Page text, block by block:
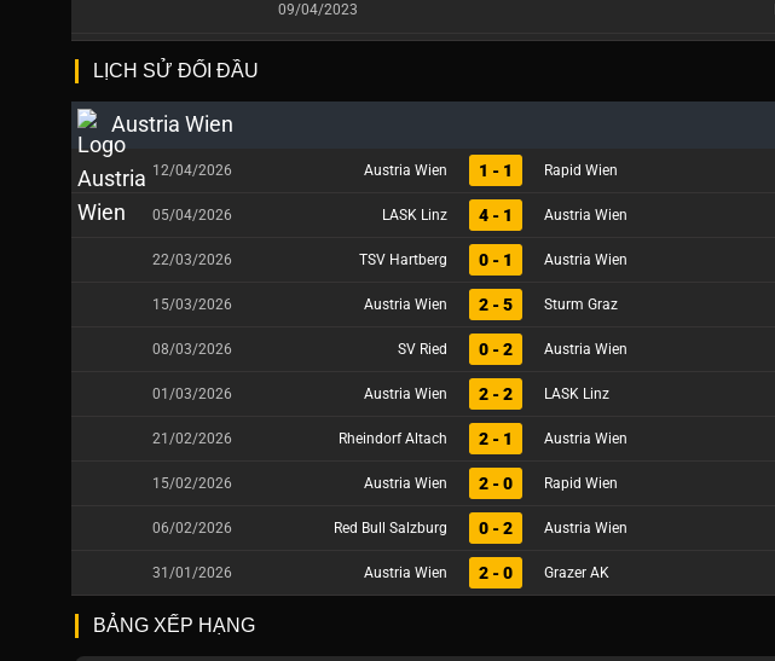
09/04/2023
LỊCH SỬ ĐỐI ĐẦU
Austria Wien
12/04/2026 Austria Wien 1 - 1 Rapid Wien
05/04/2026 LASK Linz 4 - 1 Austria Wien
22/03/2026 TSV Hartberg 0 - 1 Austria Wien
15/03/2026 Austria Wien 2 - 5 Sturm Graz
08/03/2026 SV Ried 0 - 2 Austria Wien
01/03/2026 Austria Wien 2 - 2 LASK Linz
21/02/2026 Rheindorf Altach 2 - 1 Austria Wien
15/02/2026 Austria Wien 2 - 0 Rapid Wien
06/02/2026 Red Bull Salzburg 0 - 2 Austria Wien
31/01/2026 Austria Wien 2 - 0 Grazer AK
BẢNG XẾP HẠNG